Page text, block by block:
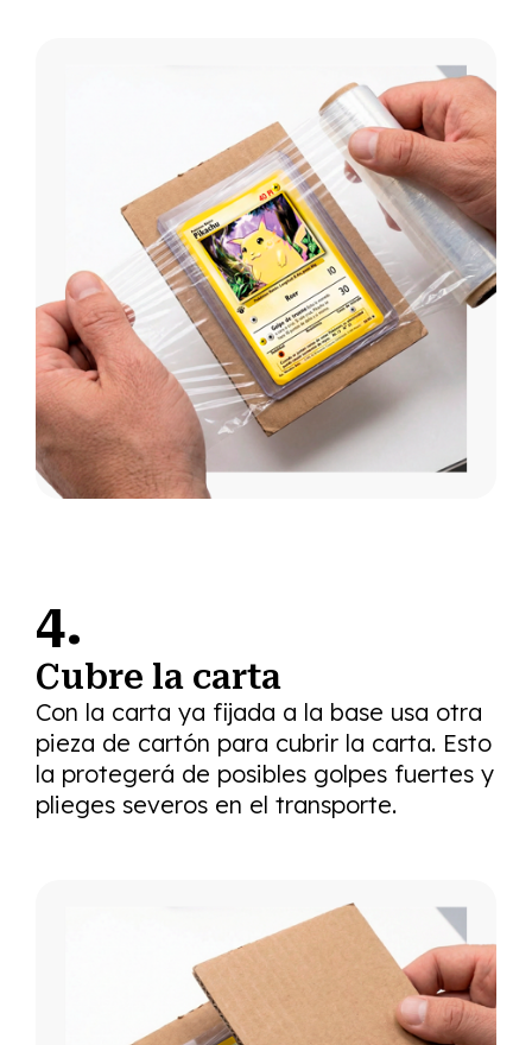
4.
Cubre la carta
Con la carta ya fijada a la base usa otra
pieza de cartón para cubrir la carta. Esto
la protegerá de posibles golpes fuertes y
plieges severos en el transporte.